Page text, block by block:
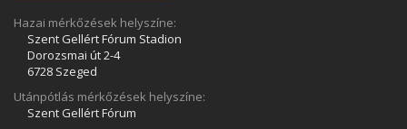
Hazai mérkőzések helyszíne:
Szent Gellért Fórum Stadion
Dorozsmai út 2-4
6728 Szeged
Utánpótlás mérkőzések helyszíne:
Szent Gellért Fórum